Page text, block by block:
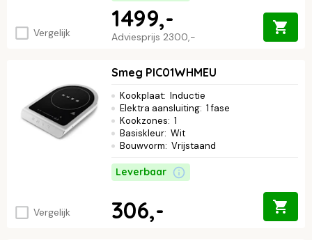
Vergelijk Adviesprijs 2300,-
1499,-
Vergelijk
Smeg PIC01WHMEU
Kookplaat: Inductie
Elektra aansluiting: 1 fase
Kookzones: 1
Basiskleur: Wit
Bouwvorm: Vrijstaand
Leverbaar
306,-